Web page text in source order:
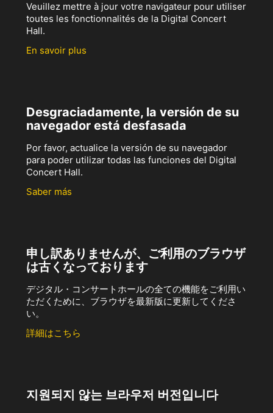
Veuillez mettre à jour votre navigateur pour utiliser
toutes les fonctionnalités de la Digital Concert
Hall.
En savoir plus
Desgraciadamente, la versión de su
navegador está desfasada
Por favor, actualice la versión de su navegador
para poder utilizar todas las funciones del Digital
Concert Hall.
Saber más
申し訳ありませんが、ご利用のブラウザ
は古くなっております
デジタル・コンサートホールの全ての機能をご利用い
ただくために、ブラウザを最新版に更新してくださ
い。
詳細はこちら
지원되지 않는 브라우저 버전입니다